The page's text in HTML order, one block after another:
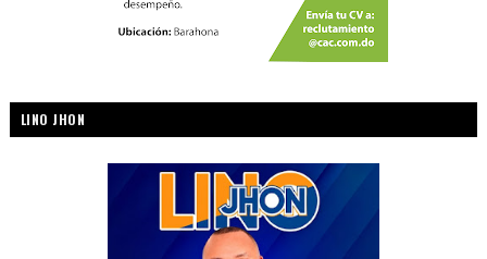
LINO JHON